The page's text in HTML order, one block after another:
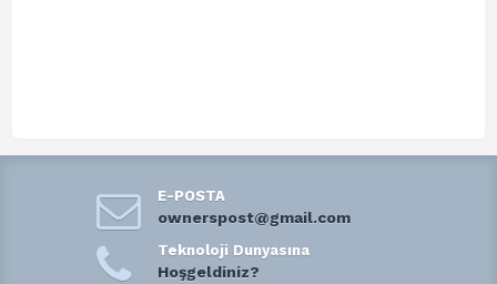
E-POSTA
ownerspost@gmail.com
Teknoloji Dunyasına
Hoşgeldiniz?